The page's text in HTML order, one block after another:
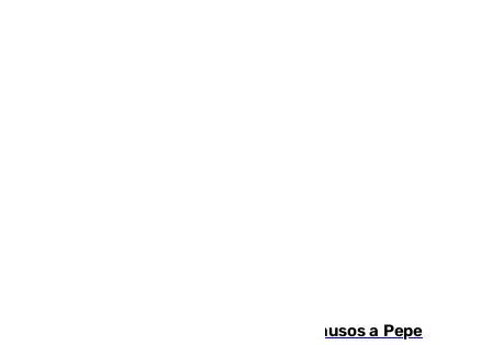
Granada despide con lágrimas y aplausos a Pepe